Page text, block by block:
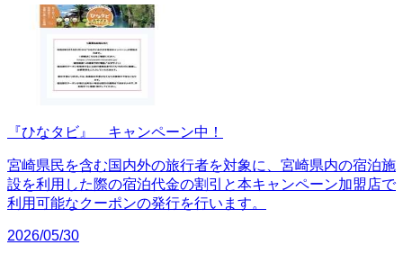
『ひなタビ』 キャンペーン中！
宮崎県民を含む国内外の旅行者を対象に、宮崎県内の宿泊施
設を利用した際の宿泊代金の割引と本キャンペーン加盟店で
利用可能なクーポンの発行を行います。
2026/05/30